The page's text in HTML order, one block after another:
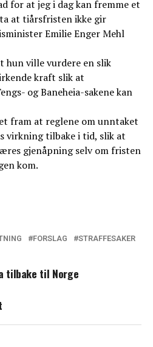
for at jeg i dag kan fremme et
at tiårsfristen ikke gir
Emilie Enger Mehl
hun ville vurdere en slik
kraft slik at
og Baneheia-sakene kan
fram at reglene om unntaket
virkning tilbake i tid, slik at
gjenåpning selv om fristen
kom.
FORSLAG STRAFFESAKER
tilbake til Norge